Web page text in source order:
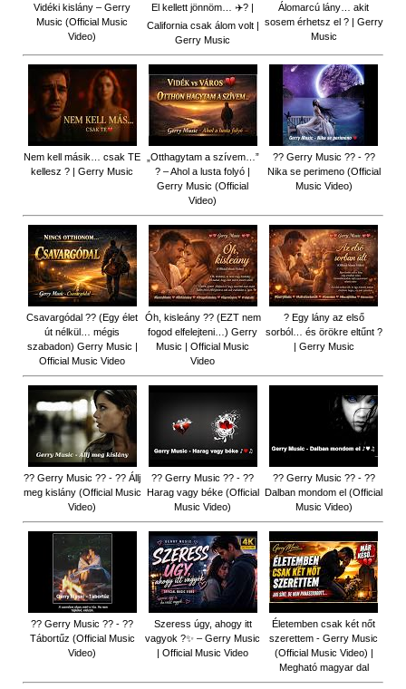
Vidéki kislány – Gerry
Music (Official Music
Video)
El kellett jönnöm… ✈️? |
California csak álom volt |
Gerry Music
Álomarcú lány… akit
sosem érhetsz el ? | Gerry
Music
Nem kell másik… csak TE
kellesz ? | Gerry Music
„Otthagytam a szívem…”
? – Ahol a lusta folyó |
Gerry Music (Official
Video)
?? Gerry Music ?? - ??
Nika se perimeno (Official
Music Video)
Csavargódal ?? (Egy élet
út nélkül… mégis
szabadon) Gerry Music |
Official Music Video
Óh, kisleány ?? (EZT nem
fogod elfelejteni…) Gerry
Music | Official Music
Video
? Egy lány az első
sorból… és örökre eltűnt ?
| Gerry Music
?? Gerry Music ?? - ?? Állj
meg kislány (Official Music
Video)
?? Gerry Music ?? - ??
Harag vagy béke (Official
Music Video)
?? Gerry Music ?? - ??
Dalban mondom el (Official
Music Video)
?? Gerry Music ?? - ??
Tábortűz (Official Music
Video)
Szeress úgy, ahogy itt
vagyok ?✨ – Gerry Music
| Official Music Video
Életemben csak két nőt
szerettem - Gerry Music
(Official Music Video) |
Megható magyar dal